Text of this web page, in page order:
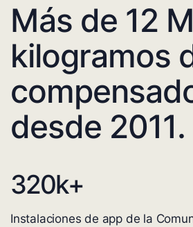
Más de 12
kilogramos
desde 2011.
320k+
Instalaciones de app de la